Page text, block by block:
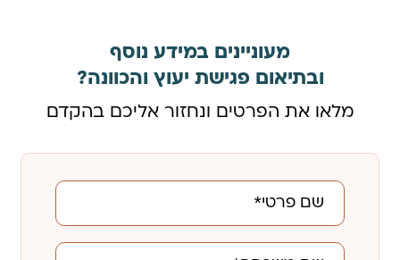
מעוניינים במידע נוסף
ובתיאום פגישת יעוץ והכוונה?
מלאו את הפרטים ונחזור אליכם בהקדם